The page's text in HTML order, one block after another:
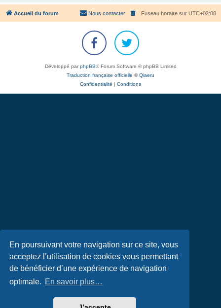
En poursuivant votre navigation sur ce site, vous
acceptez l’utilisation de cookies vous permettant
de bénéficier d’une expérience de navigation
optimale. En savoir plus…
c
h
Accueil du forum Fuseau horaire sur UTC+02:00
Nous contacter
Développé parphpBB® Forum Software © phpBB Limited
Traduction française officielle ©Qiaeru
Confidentialité
Conditions